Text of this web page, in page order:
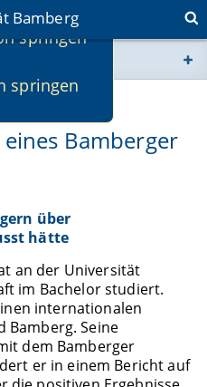
springen
springen
Bamberg
Bamberger
über
hätte
an der Universität
im Bachelor studiert.
internationalen
Bamberg. Seine
dem Bamberger
er in einem Bericht auf